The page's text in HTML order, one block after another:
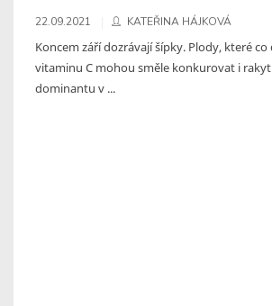
22.09.2021 KATEŘINA HÁJKOVÁ
Koncem září dozrávají šípky. Plody, které
vitaminu C mohou směle konkurovat i
dominantu v ...